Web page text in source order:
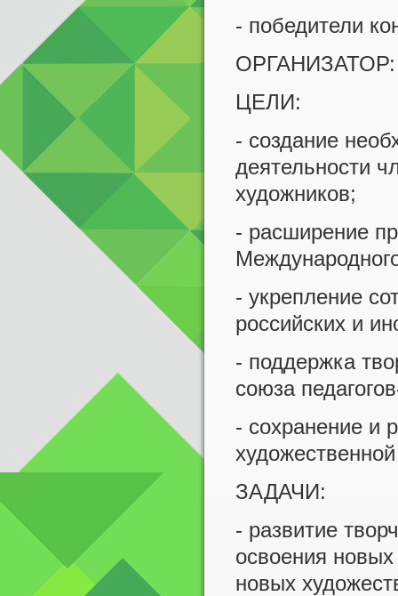
- победители
ОРГАНИЗАТОР:
ЦЕЛИ:
- создание
деятельности
художников;
- расширение
- укрепление
российских и
- поддержка
союза
- сохранение и
ЗАДАЧИ:
- развитие
освоения
новых